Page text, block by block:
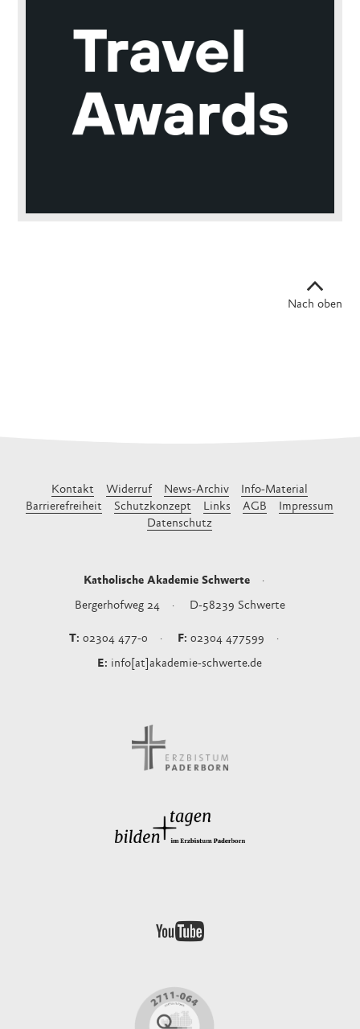
Nach oben
Kontakt Widerruf News-Archiv
Info-Material
Barrierefreiheit
Schutzkonzept Links AGB
Impressum
Datenschutz
Katholische Akademie Schwerte
Bergerhofweg 24 D-58239 Schwerte
02304 477-0 02304 477599
info[at]akademie-schwerte.de